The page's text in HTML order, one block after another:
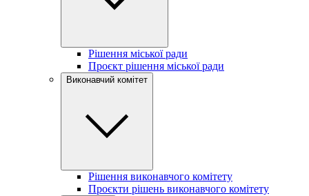
Рішення міської ради
Проєкт рішення міської ради
Виконавчий комітет
Рішення виконавчого комітету
Проєкти рішень виконавчого комітету